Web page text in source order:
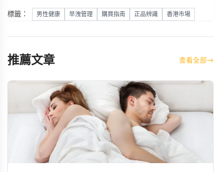
標籤： 男性健康 早洩管理 購買指南 正品辨識 香港市場
推薦文章 查看全部→